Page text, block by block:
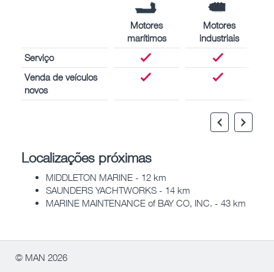
Motores
marítimos
Motores
industriais
Serviço
Venda de veículos
novos
Localizações próximas
MIDDLETON MARINE - 12 km
SAUNDERS YACHTWORKS - 14 km
MARINE MAINTENANCE of BAY CO, INC. - 43 km
© MAN 2026